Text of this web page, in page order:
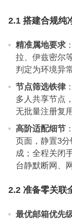
2.1 搭建合规纯
精准属地要求
拉、伊兹密尔
判定为环境异
节点筛选铁律
多人共享节点
无批量注册复
高阶适配细节
页面，静置3
成；全程关闭
台静默断网、
2.2 准备零关联
最优邮箱优先